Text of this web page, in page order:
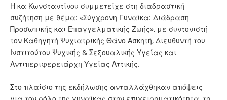
Η κα Κωνσταντίνου συμμετείχε στη διαδραστική
συζήτηση με θέμα: «Σύγχρονη Γυναίκα: Διάδραση
Προσωπικής και Επαγγελματικής Ζωής», με συντονιστή
τον Καθηγητή Ψυχιατρικής Θάνο Ασκητή, Διευθυντή του
Ινστιτούτου Ψυχικής & Σεξουαλικής Υγείας και
Αντιπεριφερειάρχη Υγείας Αττικής.
Στο πλαίσιο της εκδήλωσης ανταλλάχθηκαν απόψεις